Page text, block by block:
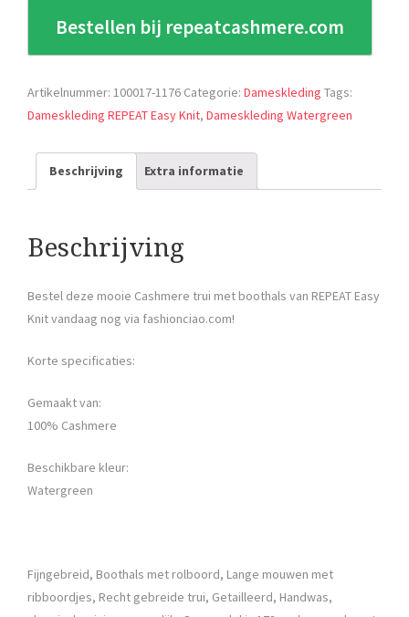
Bestellen bij repeatcashmere.com
Artikelnummer: 100017-1176 Categorie: Dameskleding Tags:
Dameskleding REPEAT Easy Knit, Dameskleding Watergreen
Beschrijving Extra informatie
Beschrijving
Bestel deze mooie Cashmere trui met boothals van REPEAT Easy
Knit vandaag nog via fashionciao.com!
Korte specificaties:
Gemaakt van:
100% Cashmere
Beschikbare kleur:
Watergreen
Fijngebreid, Boothals met rolboord, Lange mouwen met
ribboordjes, Recht gebreide trui, Getailleerd, Handwas,